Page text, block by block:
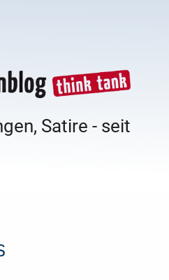
Satire - seit